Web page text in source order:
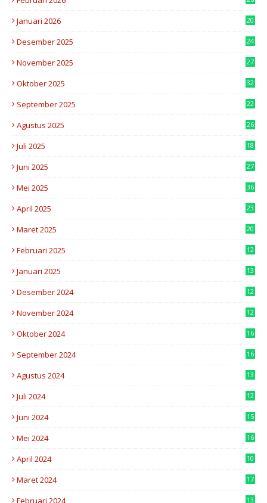
Januari 2026
20
Desember 2025
24
November 2025
27
Oktober 2025
32
September 2025
22
Agustus 2025
26
Juli 2025
18
Juni 2025
27
Mei 2025
36
April 2025
23
Maret 2025
20
Februari 2025
12
Januari 2025
13
Desember 2024
12
November 2024
12
Oktober 2024
16
September 2024
16
Agustus 2024
13
Juli 2024
12
Juni 2024
15
Mei 2024
16
April 2024
10
Maret 2024
17
Februari 2024 13